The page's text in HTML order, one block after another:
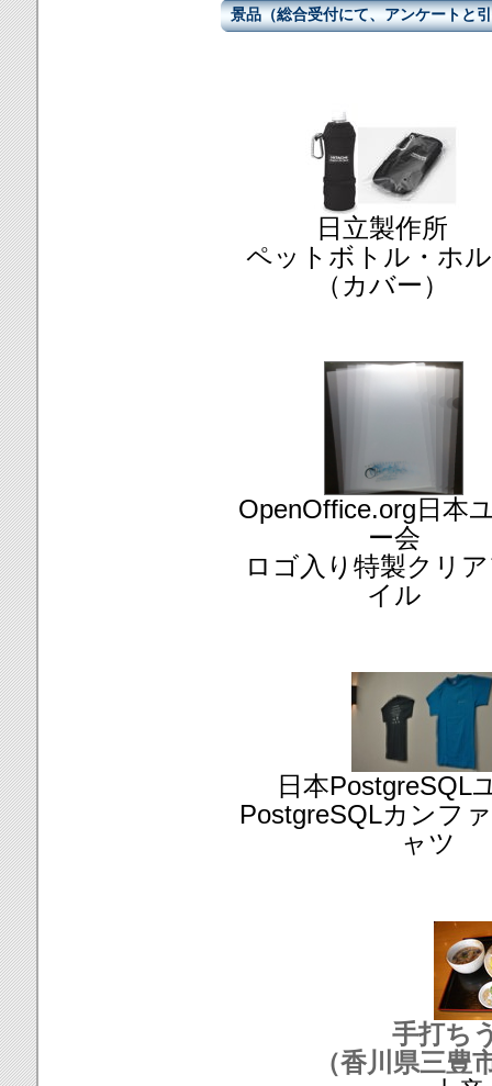
景品（総合受付にて、アンケートと
日立製作所
ペットボトル・ホ
（カバー）
OpenOffice.org日本
ー会
ロゴ入り特製クリ
イル
日本PostgreSQL
PostgreSQLカンフ
ャツ
手打ち
（香川県三豊